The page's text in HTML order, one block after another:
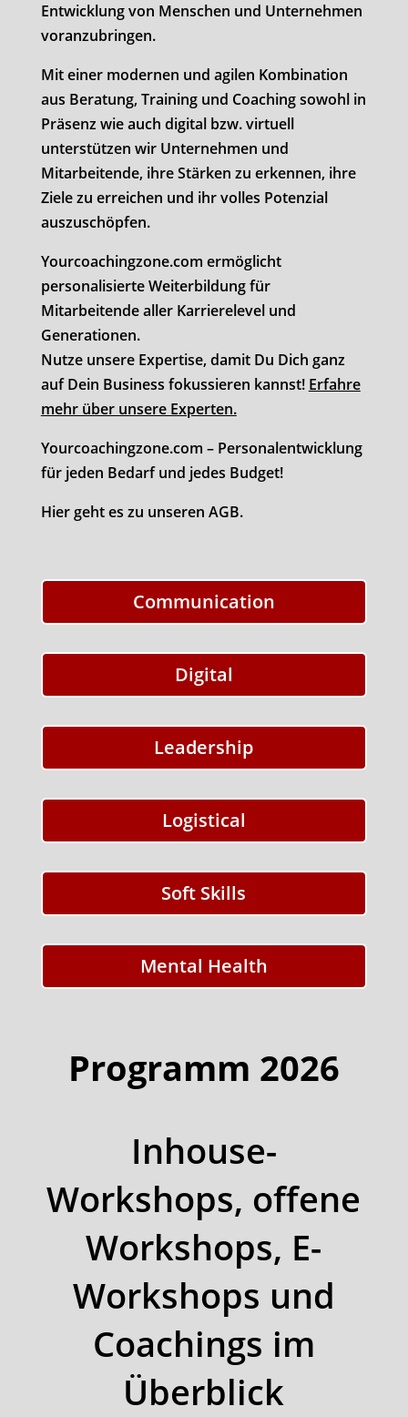
Entwicklung von Menschen und Unternehmen
voranzubringen.
Mit einer modernen und agilen Kombination
aus Beratung, Training und Coaching sowohl in
Präsenz wie auch digital bzw. virtuell
unterstützen wir Unternehmen und
Mitarbeitende, ihre Stärken zu erkennen, ihre
Ziele zu erreichen und ihr volles Potenzial
auszuschöpfen.
Yourcoachingzone.com ermöglicht
personalisierte Weiterbildung für
Mitarbeitende aller Karrierelevel und
Generationen.
Nutze unsere Expertise, damit Du Dich ganz
auf Dein Business fokussieren kannst! Erfahre
mehr über unsere Experten.
Yourcoachingzone.com – Personalentwicklung
für jeden Bedarf und jedes Budget!
Hier geht es zu unseren AGB.
Communication
Digital
Leadership
Logistical
Soft Skills
Mental Health
Programm 2026
Inhouse-
Workshops, offene
Workshops, E-
Workshops und
Coachings im
Überblick